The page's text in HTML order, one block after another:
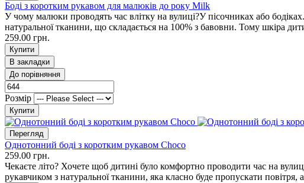
Боді з коротким рукавом для малюків до року Milk
У чому малюки проводять час влітку на вулиці?У пісочниках або
натуральної тканини, що складається на 100% з бавовни. Тому шкіра
259.00 грн.
Купити
В закладки
До порівняння
Розмір
Купити
Перегляд
Однотонний боді з коротким рукавом Choco
259.00 грн.
Чекаєте літо? Хочете щоб дитині було комфортно проводити час на
рукавчиком з натуральної тканини, яка класно буде пропускати